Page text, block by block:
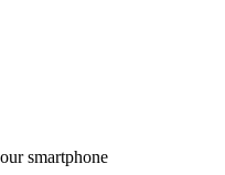
smartphone